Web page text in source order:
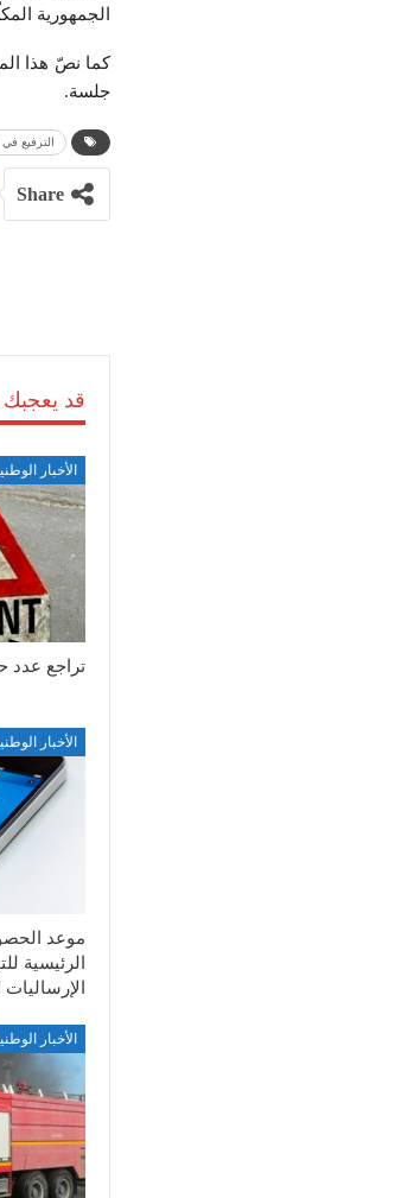
الجمهورية
كما نصّ هذا
جلسة.
الترفيع في
Share
قد يعجبك
الأخبار
تراجع عدد
الأخبار
موعد
الرئيسية
الأخبار